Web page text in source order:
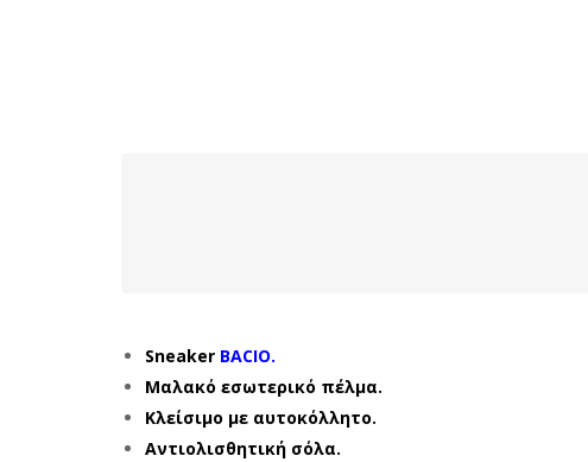
Sneaker BACIO.
Μαλακό εσωτερικό πέλμα.
Κλείσιμο με αυτοκόλλητο.
Αντιολισθητική σόλα.